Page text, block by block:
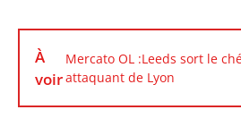
À
voir
Mercato OL :Leeds sort le
attaquant de Lyon